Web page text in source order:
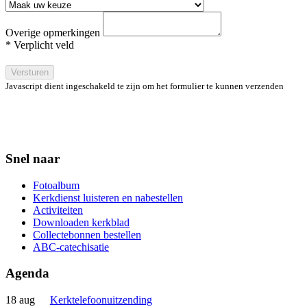
Overige opmerkingen
* Verplicht veld
Versturen
Javascript dient ingeschakeld te zijn om het formulier te kunnen verzenden
Snel naar
Fotoalbum
Kerkdienst luisteren en nabestellen
Activiteiten
Downloaden kerkblad
Collectebonnen bestellen
ABC-catechisatie
Agenda
18 aug
Kerktelefoonuitzending